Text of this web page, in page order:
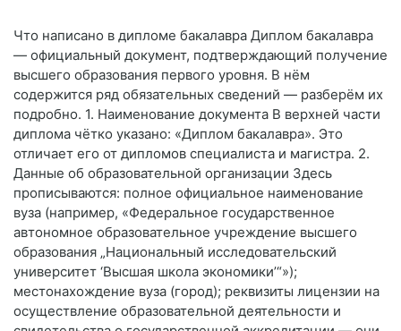
Что написано в дипломе бакалавра Диплом бакалавра
— официальный документ, подтверждающий получение
высшего образования первого уровня. В нём
содержится ряд обязательных сведений — разберём их
подробно. 1. Наименование документа В верхней части
диплома чётко указано: «Диплом бакалавра». Это
отличает его от дипломов специалиста и магистра. 2.
Данные об образовательной организации Здесь
прописываются: полное официальное наименование
вуза (например, «Федеральное государственное
автономное образовательное учреждение высшего
образования „Национальный исследовательский
университет ‘Высшая школа экономики’“»);
местонахождение вуза (город); реквизиты лицензии на
осуществление образовательной деятельности и